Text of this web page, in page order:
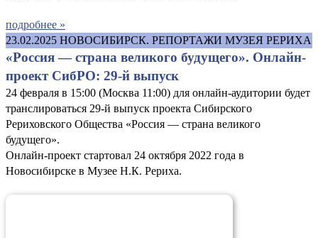
подробнее »
23.02.2025 НОВОСИБИРСК. РЕПОРТАЖИ МУЗЕЯ РЕРИХА
«Россия — страна великого будущего». Онлайн-
проект СибРО: 29-й выпуск
24 февраля в 15:00 (Москва 11:00) для онлайн-аудитории будет
транслироваться 29-й выпуск проекта Сибирского
Рериховского Общества «Россия — страна великого
будущего».
Онлайн-проект стартовал 24 октября 2022 года в
Новосибирске в Музее Н.К. Рериха.